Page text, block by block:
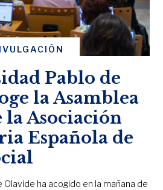
Pablo de
la Asamblea
la Asociación
Española de
Olavide ha acogido en la mañana de